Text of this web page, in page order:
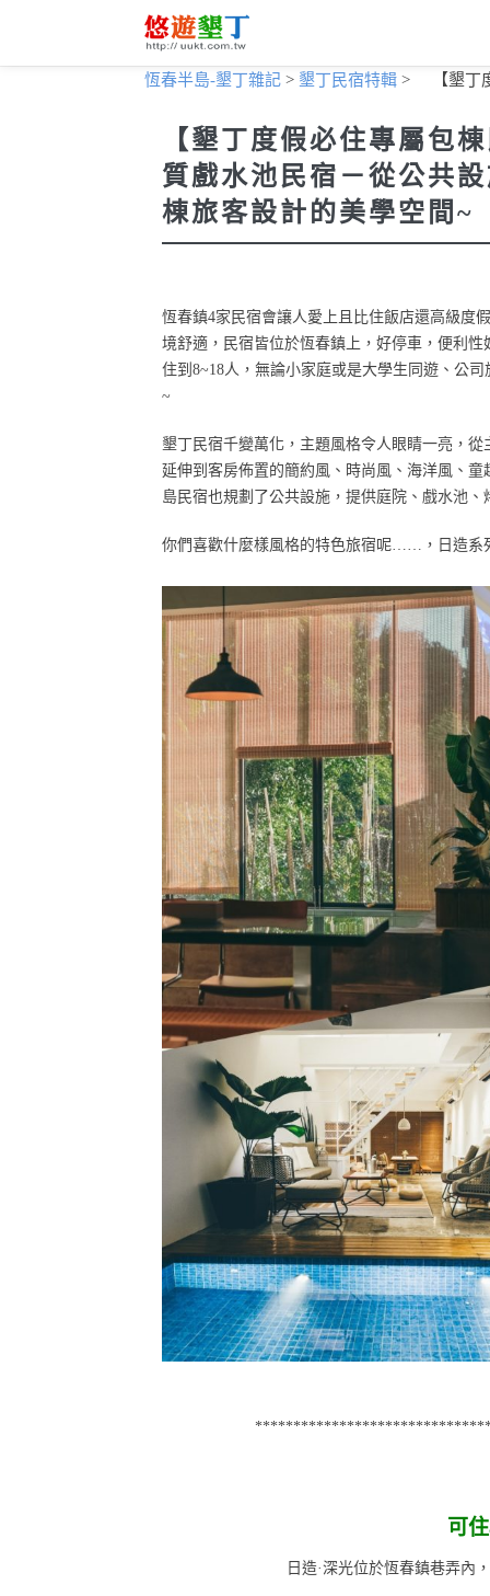
恆春半島-墾丁雜記 > 墾丁民宿特輯 > 【墾
【墾丁度假必住專屬包
質戲水池民宿－從公共
棟旅客設計的美學空間~
恆春鎮4家民宿會讓人愛上且比住飯店還高級度
境舒適，民宿皆位於恆春鎮上，好停車，便利
住到8~18人，無論小家庭或是大學生同遊、公
~
墾丁民宿千變萬化，主題風格令人眼睛一亮，從
延伸到客房佈置的簡約風、時尚風、海洋風、
島民宿也規劃了公共設施，提供庭院、戲水池
你們喜歡什麼樣風格的特色旅宿呢……，日造系
可
日造·深光位於恆春鎮巷弄內